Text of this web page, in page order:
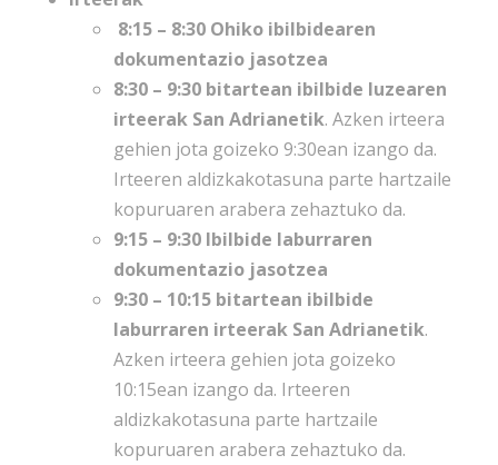
8:15 – 8:30 Ohiko ibilbidearen
dokumentazio jasotzea
8:30 – 9:30 bitartean ibilbide luzearen
irteerak San Adrianetik. Azken irteera
gehien jota goizeko 9:30ean izango da.
Irteeren aldizkakotasuna parte hartzaile
kopuruaren arabera zehaztuko da.
9:15 – 9:30 Ibilbide laburraren
dokumentazio jasotzea
9:30 – 10:15 bitartean ibilbide
laburraren irteerak San Adrianetik.
Azken irteera gehien jota goizeko
10:15ean izango da. Irteeren
aldizkakotasuna parte hartzaile
kopuruaren arabera zehaztuko da.